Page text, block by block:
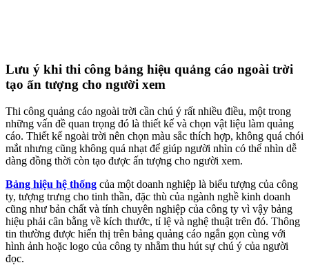
Lưu ý khi thi công bảng hiệu quảng cáo ngoài trời
tạo ấn tượng cho người xem
Thi công quảng cáo ngoài trời cần chú ý rất nhiều điều, một trong
những vấn đề quan trọng đó là thiết kế và chọn vật liệu làm quảng
cáo. Thiết kế ngoài trời nên chọn màu sắc thích hợp, không quá chói
mắt nhưng cũng không quá nhạt để giúp người nhìn có thể nhìn dễ
dàng đồng thời còn tạo được ấn tượng cho người xem.
Bảng hiệu hệ thống của một doanh nghiệp là biểu tượng của công
ty, tượng trưng cho tinh thần, đặc thù của ngành nghề kinh doanh
cũng như bản chất và tính chuyên nghiệp của công ty vì vậy bảng
hiệu phải cân bằng về kích thước, tỉ lệ và nghệ thuật trên đó. Thông
tin thường được hiển thị trên bảng quảng cáo ngắn gọn cùng với
hình ảnh hoặc logo của công ty nhằm thu hút sự chú ý của người
đọc.